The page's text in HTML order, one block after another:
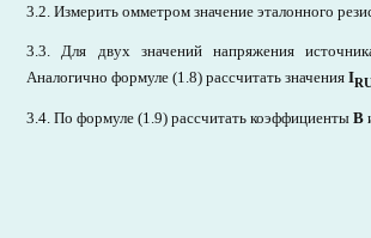
3.2. Измерить омметром значение эталонного
3.3. Для двух значений напряжения
Аналогично формуле (1.8) рассчитать значения I
3.4. По формуле (1.9) рассчитать коэффициенты В